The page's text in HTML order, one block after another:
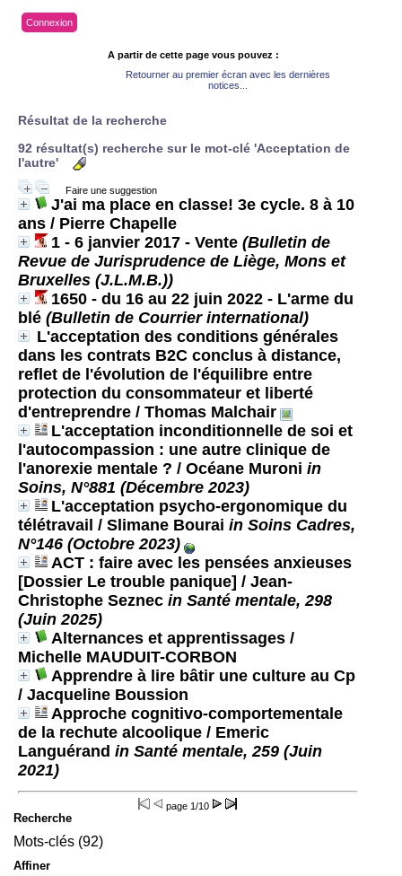
Connexion
A partir de cette page vous pouvez :
Retourner au premier écran avec les dernières
notices...
Résultat de la recherche
92 résultat(s) recherche sur le mot-clé 'Acceptation de
l'autre'
Faire une suggestion
J'ai ma place en classe! 3e cycle. 8 à 10
ans / Pierre Chapelle
1 - 6 janvier 2017 - Vente (Bulletin de
Revue de Jurisprudence de Liège, Mons et
Bruxelles (J.L.M.B.))
1650 - du 16 au 22 juin 2022 - L'arme du
blé (Bulletin de Courrier international)
L'acceptation des conditions générales
dans les contrats B2C conclus à distance,
reflet de l'évolution de l'équilibre entre
protection du consommateur et liberté
d'entreprendre / Thomas Malchair
L'acceptation inconditionnelle de soi et
l'autocompassion : une autre clinique de
l'anorexie mentale ? / Océane Muroni in
Soins, N°881 (Décembre 2023)
L'acceptation psycho-ergonomique du
télétravail / Slimane Bourai in Soins Cadres,
N°146 (Octobre 2023)
ACT : faire avec les pensées anxieuses
[Dossier Le trouble panique] / Jean-
Christophe Seznec in Santé mentale, 298
(Juin 2025)
Alternances et apprentissages /
Michelle MAUDUIT-CORBON
Apprendre à lire bâtir une culture au Cp
/ Jacqueline Boussion
Approche cognitivo-comportementale
de la rechute alcoolique / Emeric
Languérand in Santé mentale, 259 (Juin
2021)
page 1/10
Recherche
Mots-clés (92)
Affiner